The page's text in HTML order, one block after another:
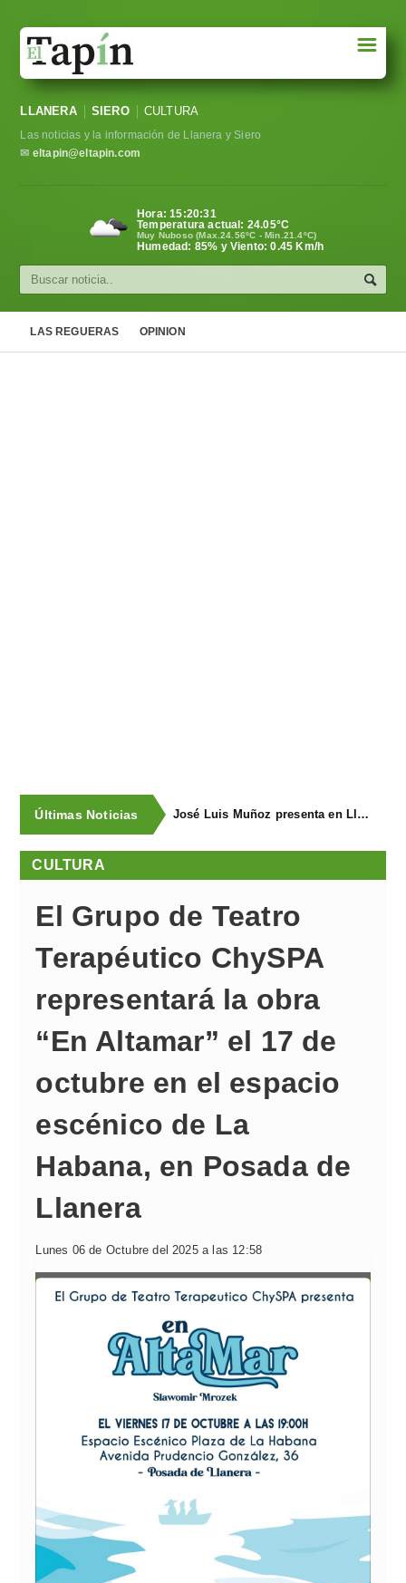
Sociedad
Política
Cultura
☰
LLANERA SIERO CULTURA
Las noticias y la información de Llanera y Siero
✉ eltapin@eltapin.com
Hora:15:20:31
Temperatura actual: 24.05°C
Muy Nuboso (Max.24.56ºC - Min.21.4ºC)
Humedad: 85% y Viento: 0.45 Km/h
LAS REGUERAS OPINION
Últimas Noticias José Luis Muñoz presenta en Llanegra "Libertad" y el libro homenaje "El corredor de fondo"
CULTURA
El Grupo de Teatro
Terapéutico ChySPA
representará la obra
“En Altamar” el 17 de
octubre en el espacio
escénico de La
Habana, en Posada de
Llanera
Lunes 06 de Octubre del 2025 a las 12:58